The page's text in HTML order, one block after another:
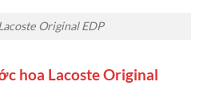
Original EDP
hoa Lacoste Original